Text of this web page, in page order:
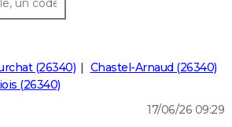
(26340)
Chastel-Arnaud (26340)
(26340)
17/06/26 09:29